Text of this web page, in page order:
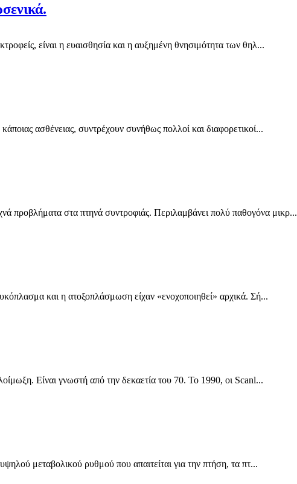
είναι η ευαισθησία και η αυξημένη θνησιμότητα των θηλ...
ασθένειας, συντρέχουν συνήθως πολλοί και διαφορετικοί...
προβλήματα στα πτηνά συντροφιάς. Περιλαμβάνει πολύ παθογόνα μικρ...
και η ατοξοπλάσμωση είχαν «ενοχοποιηθεί» αρχικά. Σή...
Είναι γνωστή από την δεκαετία του 70. Το 1990, οι Scanl...
μεταβολικού ρυθμού που απαιτείται για την πτήση, τα πτ...